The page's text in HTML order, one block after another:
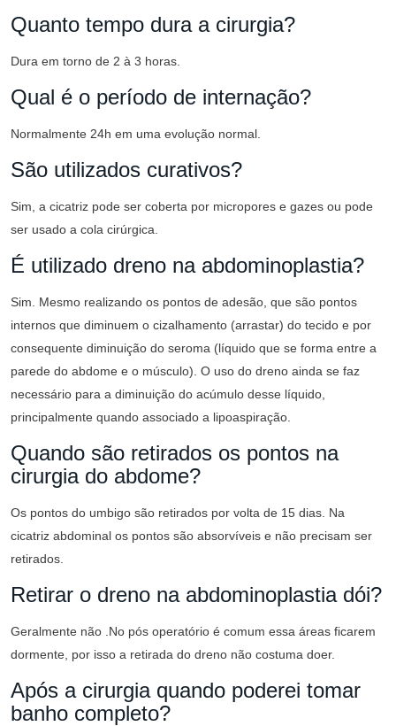
Quanto tempo dura a cirurgia?
Dura em torno de 2 à 3 horas.
Qual é o período de internação?
Normalmente 24h em uma evolução normal.
São utilizados curativos?
Sim, a cicatriz pode ser coberta por micropores e gazes ou pode
ser usado a cola cirúrgica.
É utilizado dreno na abdominoplastia?
Sim. Mesmo realizando os pontos de adesão, que são pontos
internos que diminuem o cizalhamento (arrastar) do tecido e por
consequente diminuição do seroma (líquido que se forma entre a
parede do abdome e o músculo). O uso do dreno ainda se faz
necessário para a diminuição do acúmulo desse líquido,
principalmente quando associado a lipoaspiração.
Quando são retirados os pontos na
cirurgia do abdome?
Os pontos do umbigo são retirados por volta de 15 dias. Na
cicatriz abdominal os pontos são absorvíveis e não precisam ser
retirados.
Retirar o dreno na abdominoplastia dói?
Geralmente não .No pós operatório é comum essa áreas ficarem
dormente, por isso a retirada do dreno não costuma doer.
Após a cirurgia quando poderei tomar
banho completo?